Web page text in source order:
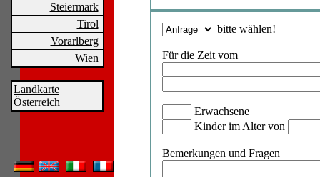
Steiermark
Tirol
Vorarlberg
Wien
Landkarte
Österreich
bitte wählen!
Für die Zeit vom
Erwachsene
Kinder im Alter von
Bemerkungen und Fragen